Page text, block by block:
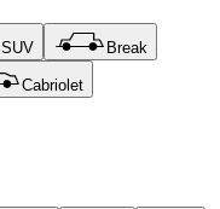
SUV Break
Cabriolet